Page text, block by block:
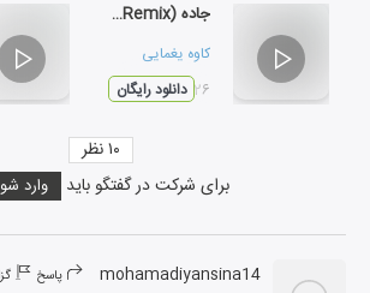
جاده (AmirYar Remix)
کاوه یغمایی
۰۳:۲۶دانلود رایگان
برای شرکت در گفتگو باید وارد
۱۰نظر
mohamadiyansina14 پاسخ